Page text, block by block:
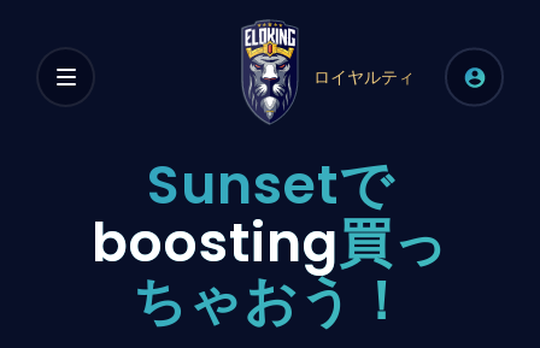
ロイヤルティ
Sunsetで
boosting買っ
ちゃおう！